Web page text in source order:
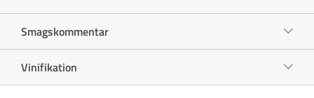
Smagskommentar
Vinifikation